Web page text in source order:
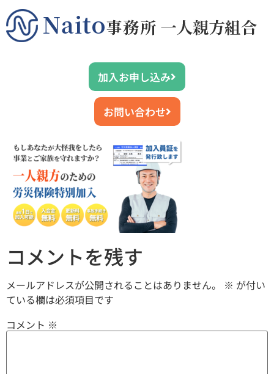
加入お申し込み
お問い合わせ
コメントを残す
メールアドレスが公開されることはありません。 ※ が付い
ている欄は必須項目です
コメント ※